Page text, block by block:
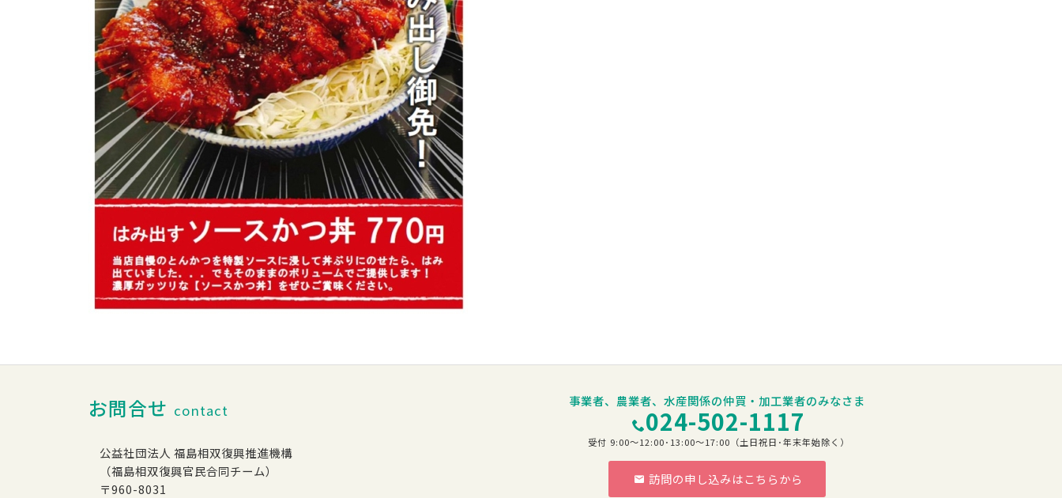
お問合せ contact
公益社団法人 福島相双復興推進機構
（福島相双復興官民合同チーム）
〒960-8031
事業者、農業者、水産関係の仲買・加工業者のみなさま
024-502-1117
受付 9:00～12:00･13:00～17:00（土日祝日･年末年始除く）
訪問の申し込みはこちらから